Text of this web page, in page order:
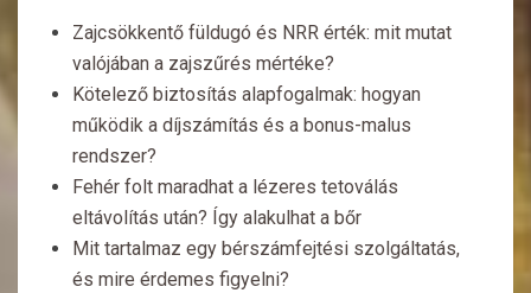
Zajcsökkentő füldugó és NRR érték: mit mutat
valójában a zajszűrés mértéke?
Kötelező biztosítás alapfogalmak: hogyan
működik a díjszámítás és a bonus-malus
rendszer?
Fehér folt maradhat a lézeres tetoválás
eltávolítás után? Így alakulhat a bőr
Mit tartalmaz egy bérszámfejtési szolgáltatás,
és mire érdemes figyelni?